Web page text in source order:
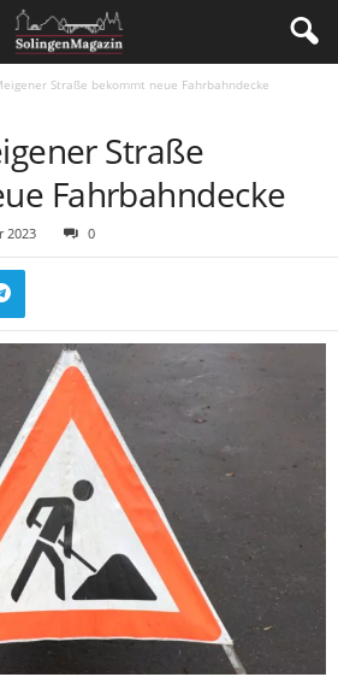
Straße bekommt neue Fahrbahndecke
Straße
Fahrbahndecke
2023 0